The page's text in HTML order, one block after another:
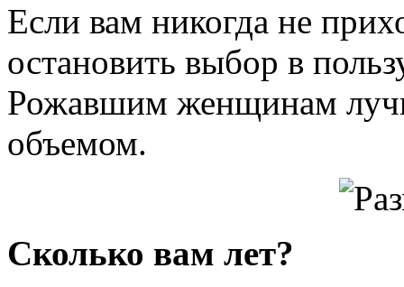
Если вам никогда не
остановить выбор в
Рожавшим женщинам
объемом.
Сколько вам лет?